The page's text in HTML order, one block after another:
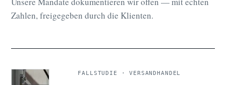
Zahlen, freigegeben durch die Klienten.
FALLSTUDIE · VERSANDHANDEL